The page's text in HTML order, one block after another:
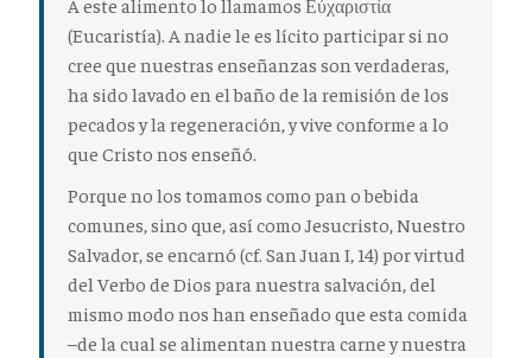
(Eucaristía). A nadie le es lícito participar si no
cree que nuestras enseñanzas son verdaderas,
ha sido lavado en el baño de la remisión de los
pecados y la regeneración, y vive conforme a lo
que Cristo nos enseñó.
Porque no los tomamos como pan o bebida
comunes, sino que, así como Jesucristo, Nuestro
Salvador, se encarnó (cf. San Juan I, 14) por virtud
del Verbo de Dios para nuestra salvación, del
mismo modo nos han enseñado que esta comida
–de la cual se alimentan nuestra carne y nuestra